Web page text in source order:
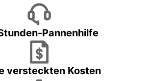
Pannenhilfe
versteckten Kosten